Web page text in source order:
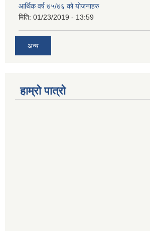
आर्थिक वर्ष ७५/७६ को योजनाहरु
मिति: 01/23/2019 - 13:59
अन्य
हाम्रो पात्रो